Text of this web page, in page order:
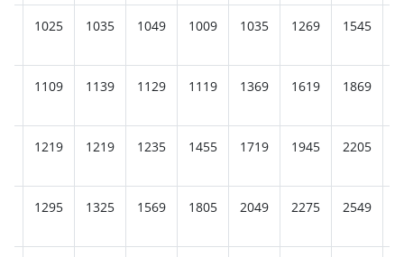
1025 1035 1049 1009 1035 1269 1545
1109 1139 1129 1119 1369 1619 1869
1219 1219 1235 1455 1719 1945 2205
1295 1325 1569 1805 2049 2275 2549